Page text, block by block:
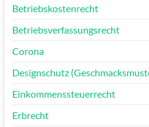
Betriebskostenrecht
Betriebsverfassungsrecht
Corona
Designschutz
Einkommenssteuerrecht
Erbrecht